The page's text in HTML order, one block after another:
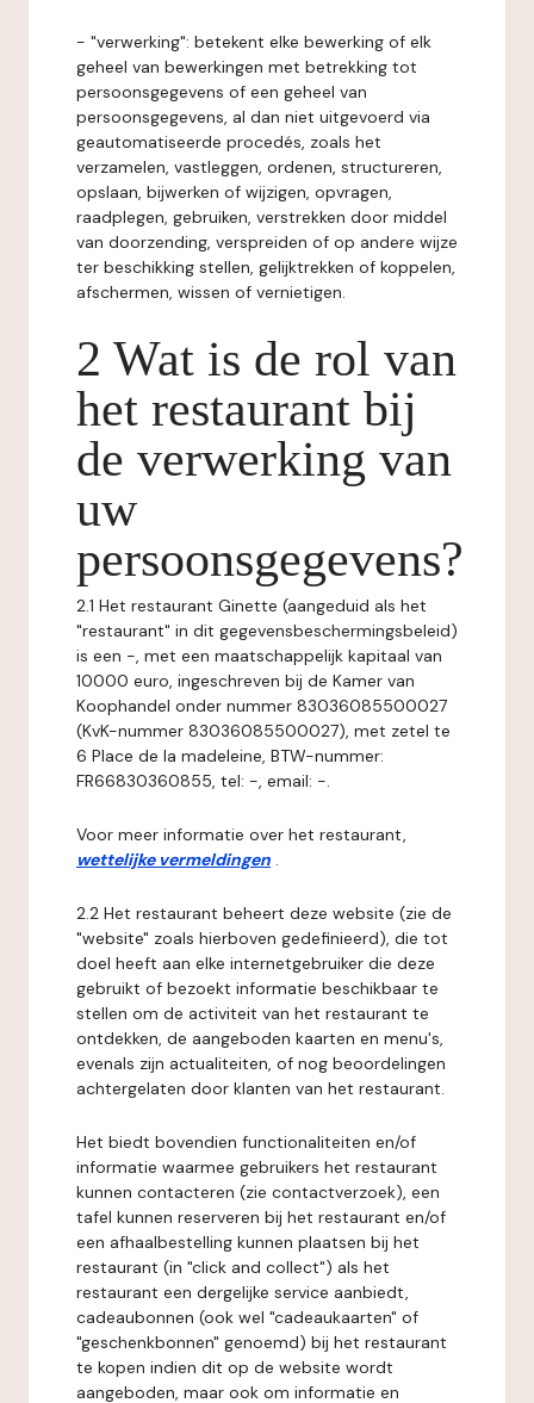
- "verwerking": betekent elke bewerking of elk
geheel van bewerkingen met betrekking tot
persoonsgegevens of een geheel van
persoonsgegevens, al dan niet uitgevoerd via
geautomatiseerde procedés, zoals het
verzamelen, vastleggen, ordenen, structureren,
opslaan, bijwerken of wijzigen, opvragen,
raadplegen, gebruiken, verstrekken door middel
van doorzending, verspreiden of op andere wijze
ter beschikking stellen, gelijktrekken of koppelen,
afschermen, wissen of vernietigen.
2 Wat is de rol van
het restaurant bij
de verwerking van
uw
persoonsgegevens?
2.1 Het restaurant Ginette (aangeduid als het
"restaurant" in dit gegevensbeschermingsbeleid)
is een -, met een maatschappelijk kapitaal van
10000 euro, ingeschreven bij de Kamer van
Koophandel onder nummer 83036085500027
(KvK-nummer 83036085500027), met zetel te
6 Place de la madeleine, BTW-nummer:
FR66830360855, tel: -, email: -.
Voor meer informatie over het restaurant,
wettelijke vermeldingen .
2.2 Het restaurant beheert deze website (zie de
"website" zoals hierboven gedefinieerd), die tot
doel heeft aan elke internetgebruiker die deze
gebruikt of bezoekt informatie beschikbaar te
stellen om de activiteit van het restaurant te
ontdekken, de aangeboden kaarten en menu's,
evenals zijn actualiteiten, of nog beoordelingen
achtergelaten door klanten van het restaurant.
Het biedt bovendien functionaliteiten en/of
informatie waarmee gebruikers het restaurant
kunnen contacteren (zie contactverzoek), een
tafel kunnen reserveren bij het restaurant en/of
een afhaalbestelling kunnen plaatsen bij het
restaurant (in "click and collect") als het
restaurant een dergelijke service aanbiedt,
cadeaubonnen (ook wel "cadeaukaarten" of
"geschenkbonnen" genoemd) bij het restaurant
te kopen indien dit op de website wordt
aangeboden, maar ook om informatie en